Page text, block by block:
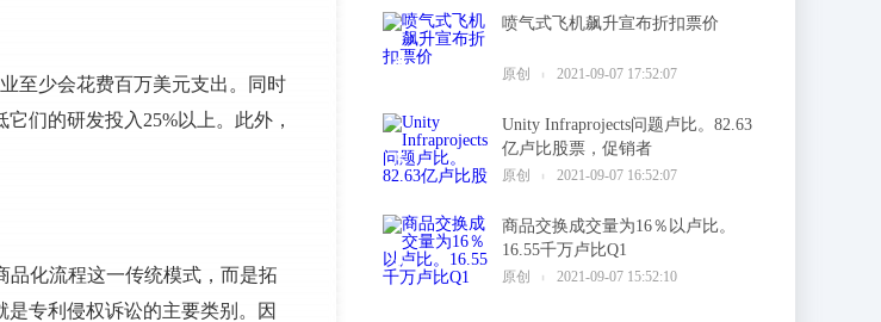
至少会花费百万美元支出。同时
们的研发投入25%以上。此外，
品化流程这一传统模式，而是拓
专利侵权诉讼的主要类别。因
喷气式飞机飙升宣布折扣票价
原创 2021-09-07 17:52:07
4
Unity Infraprojects问题卢比。82.63
亿卢比股票，促销者
原创 2021-09-07 16:52:07
5
商品交换成交量为16％以卢比。
16.55千万卢比Q1
原创 2021-09-07 15:52:10
6